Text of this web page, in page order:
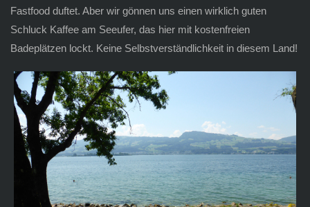
Fastfood duftet. Aber wir gönnen uns einen wirklich guten
Schluck Kaffee am Seeufer, das hier mit kostenfreien
Badeplätzen lockt. Keine Selbstverständlichkeit in diesem Land!